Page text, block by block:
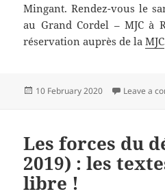
Mingant. Rendez-vous le
au Grand Cordel – MJC à
réservation auprès de laMJC
Posted
10 February 2020 Leave a
Les forces du
2019) : les
libre !